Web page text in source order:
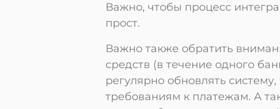
Важно, чтобы процесс
прост.
Важно также обратить
средств (в течение одного
регулярно обновлять
требованиям к платежам. А